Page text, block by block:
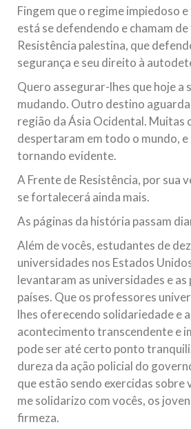
Fingem que o regime impiedoso
está se defendendo e chamam
Resistência palestina, que
segurança e seu direito à
Quero assegurar-lhes que hoje a
mudando. Outro destino aguarda
região da Ásia Ocidental. Muitas
despertaram em todo o mundo,
tornando evidente.
A Frente de Resistência, por sua
se fortalecerá ainda mais.
As páginas da história passam
Além de vocês, estudantes de
universidades nos Estados
levantaram as universidades e
países. Que os professores
lhes oferecendo solidariedade e
acontecimento transcendente e
pode ser até certo ponto
dureza da ação policial do
que estão sendo exercidas sobre
me solidarizo com vocês, os
firmeza.